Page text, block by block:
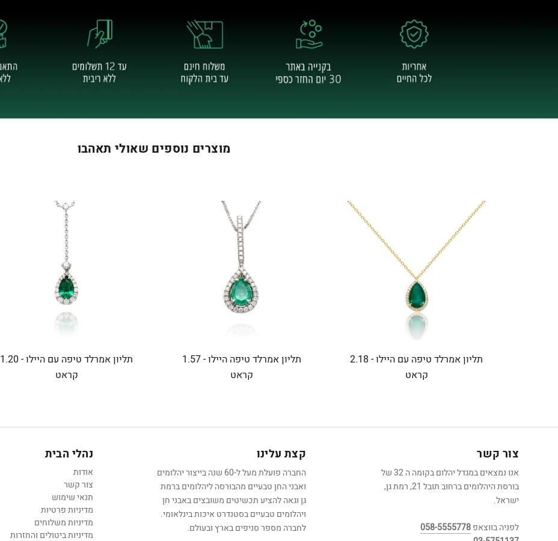
מוצרים נוספים שאולי תאהבו
תליון אמרלד טיפה עם היילו - 1.20
קראט
תליון אמרלד טיפה היילו - 1.57
קראט
תליון אמרלד טיפה עם היילו - 2.18
קראט
צור קשר
אנו נמצאים במגדל יהלום בקומה ה 32 של
בורסת היהלומים ברחוב תובל 21, רמת גן,
ישראל.
לפניה בווצאפ058-5555778
קצת עלינו
החברה פועלת מעל ל-60 שנה בייצור יהלומים
ואבני החן טבעיים מהבורסה ליהלומים ברמת
גן וגאה להציע תכשיטים משובצים באבני חן
ויהלומים טבעיים בסטנדרט איכות בינלאומי.
לחברה מספר סניפים בארץ ובעולם.
נהלי הבית
אודות
צור קשר
תנאי שימוש
מדיניות פרטיות
מדיניות משלוחים
מדיניות ביטולים והחזרות